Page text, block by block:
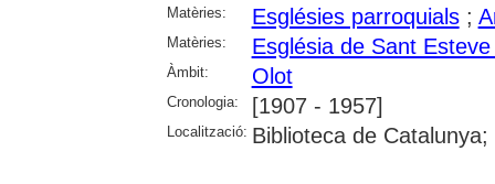
Matèries: Esglésies parroquials;
Matèries: Església de Sant
Àmbit: Olot
Cronologia: [1907 - 1957]
Localització: Biblioteca de